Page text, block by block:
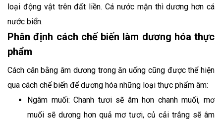
loại động vật trên đất liền. Cá nước mặn thì dương hơn cá
nước biển.
Phân định cách chế biến làm dương hóa thực
phẩm
Cách cân bằng âm dương trong ăn uống cũng được thể hiện
qua cách chế biến để dương hóa những loại thực phẩm âm:
Ngâm muối: Chanh tươi sẽ âm hơn chanh muối, mơ
muối sẽ dương hơn quả mơ tươi, củ cải trắng sẽ âm